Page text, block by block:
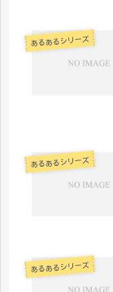
あるあるシリーズ
あるあるシリーズ
あるあるシリーズ